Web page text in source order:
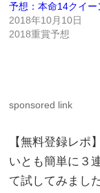
予想：本命14クイー
2018年10月10日
2018重賞予想
sponsored link
【無料登録レポ
いとも簡単に３
て試してみまし